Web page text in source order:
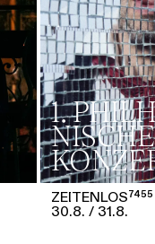
1.
ZEITENLOS⁷⁴⁵⁵
30.8.
31.8.